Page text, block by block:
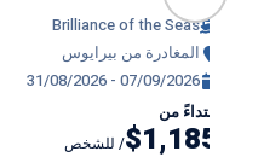
Brilliance of the Seas
المغادرة من بيرايوس
31/08/2026 - 07/09/2026
ابتداءً من
$1,185/ للشخص